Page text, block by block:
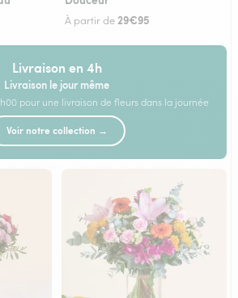
À partir de 29€95
Livraison en 4h
Livraison le jour même
pour une livraison de fleurs dans la journée
Voir notre collection →